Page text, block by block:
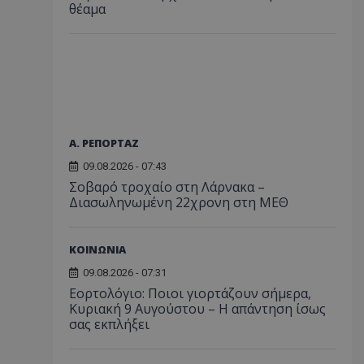
θέαμα
Α. ΡΕΠΟΡΤΑΖ
09.08.2026 - 07:43
Σοβαρό τροχαίο στη Λάρνακα –
Διασωληνωμένη 22χρονη στη ΜΕΘ
ΚΟΙΝΩΝΙΑ
09.08.2026 - 07:31
Εορτολόγιο: Ποιοι γιορτάζουν σήμερα,
Κυριακή 9 Αυγούστου – Η απάντηση ίσως
σας εκπλήξει